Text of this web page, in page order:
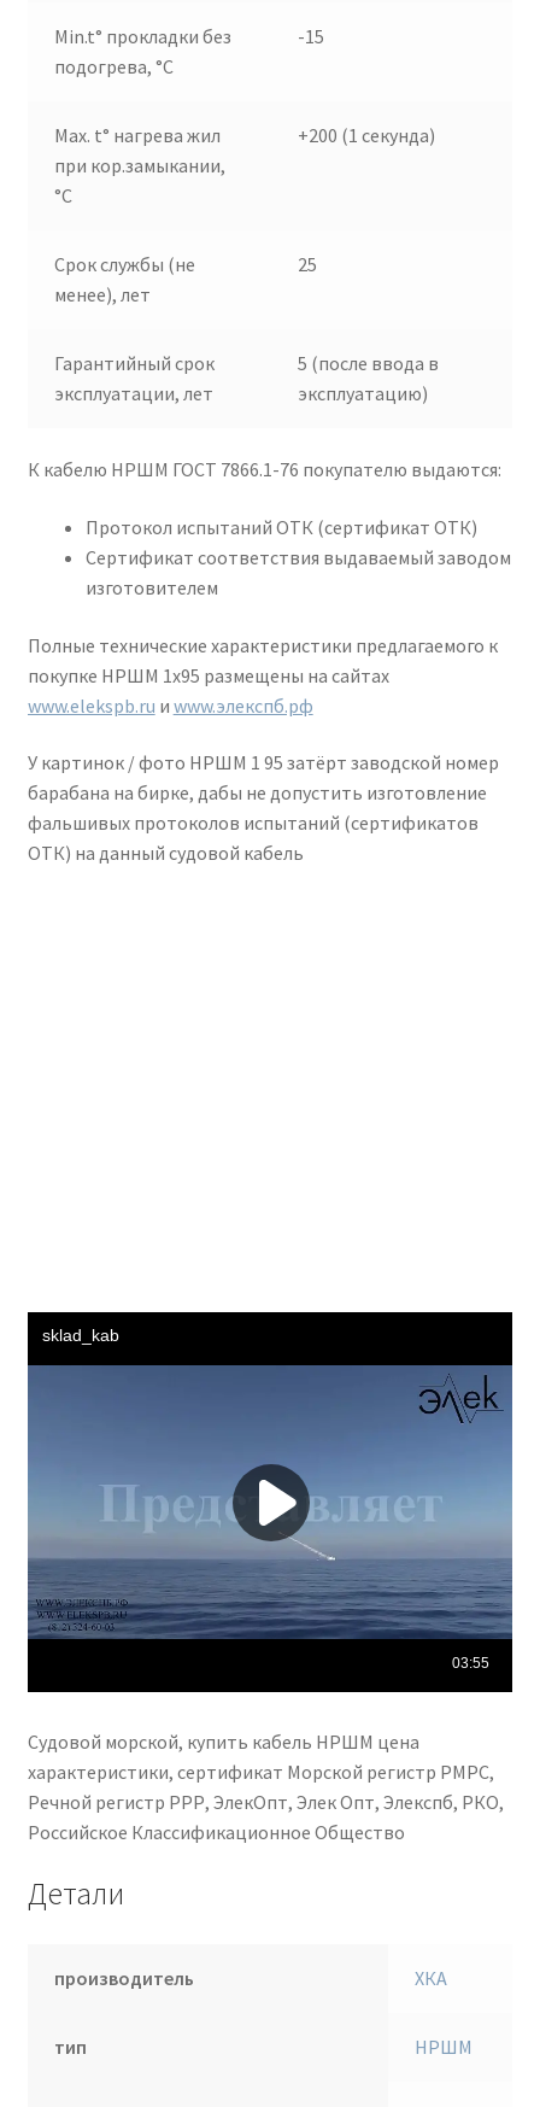
Min.t° прокладки без
подогрева, °C
-15
Max. t° нагрева жил
при кор.замыкании,
°C
+200 (1 секунда)
Срок службы (не
менее), лет
25
Гарантийный срок
эксплуатации, лет
5 (после ввода в
эксплуатацию)
К кабелю НРШМ ГОСТ 7866.1-76 покупателю выдаются:
Протокол испытаний ОТК (сертификат ОТК)
Сертификат соответствия выдаваемый заводом
изготовителем
Полные технические характеристики предлагаемого к
покупке НРШМ 1х95 размещены на сайтах
www.elekspb.ru и www.элекспб.рф
У картинок / фото НРШМ 1 95 затёрт заводской номер
барабана на бирке, дабы не допустить изготовление
фальшивых протоколов испытаний (сертификатов
ОТК) на данный судовой кабель
Судовой морской, купить кабель НРШМ цена
характеристики, сертификат Морской регистр РМРС,
Речной регистр РРР, ЭлекОпт, Элек Опт, Элекспб, РКО,
Российское Классификационное Общество
Детали
производитель ХКА
тип НРШМ